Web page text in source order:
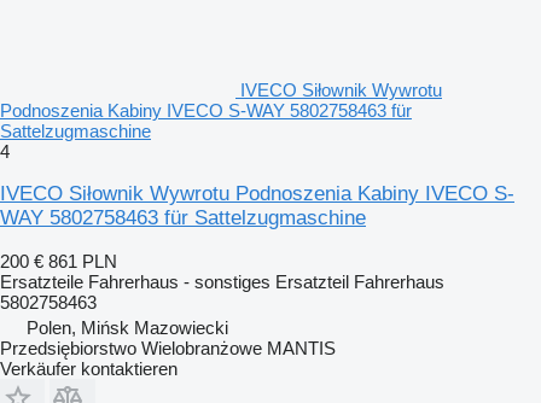
IVECO Siłownik Wywrotu
Podnoszenia Kabiny IVECO S-WAY 5802758463 für
Sattelzugmaschine
4
IVECO Siłownik Wywrotu Podnoszenia Kabiny IVECO S-
WAY 5802758463 für Sattelzugmaschine
200 € 861 PLN
Ersatzteile Fahrerhaus - sonstiges Ersatzteil Fahrerhaus
5802758463
Polen, Mińsk Mazowiecki
Przedsiębiorstwo Wielobranżowe MANTIS
Verkäufer kontaktieren